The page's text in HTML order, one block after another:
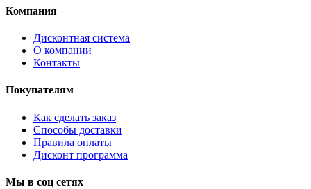
Компания
Дисконтная система
О компании
Контакты
Покупателям
Как сделать заказ
Способы доставки
Правила оплаты
Дисконт программа
Мы в соц сетях